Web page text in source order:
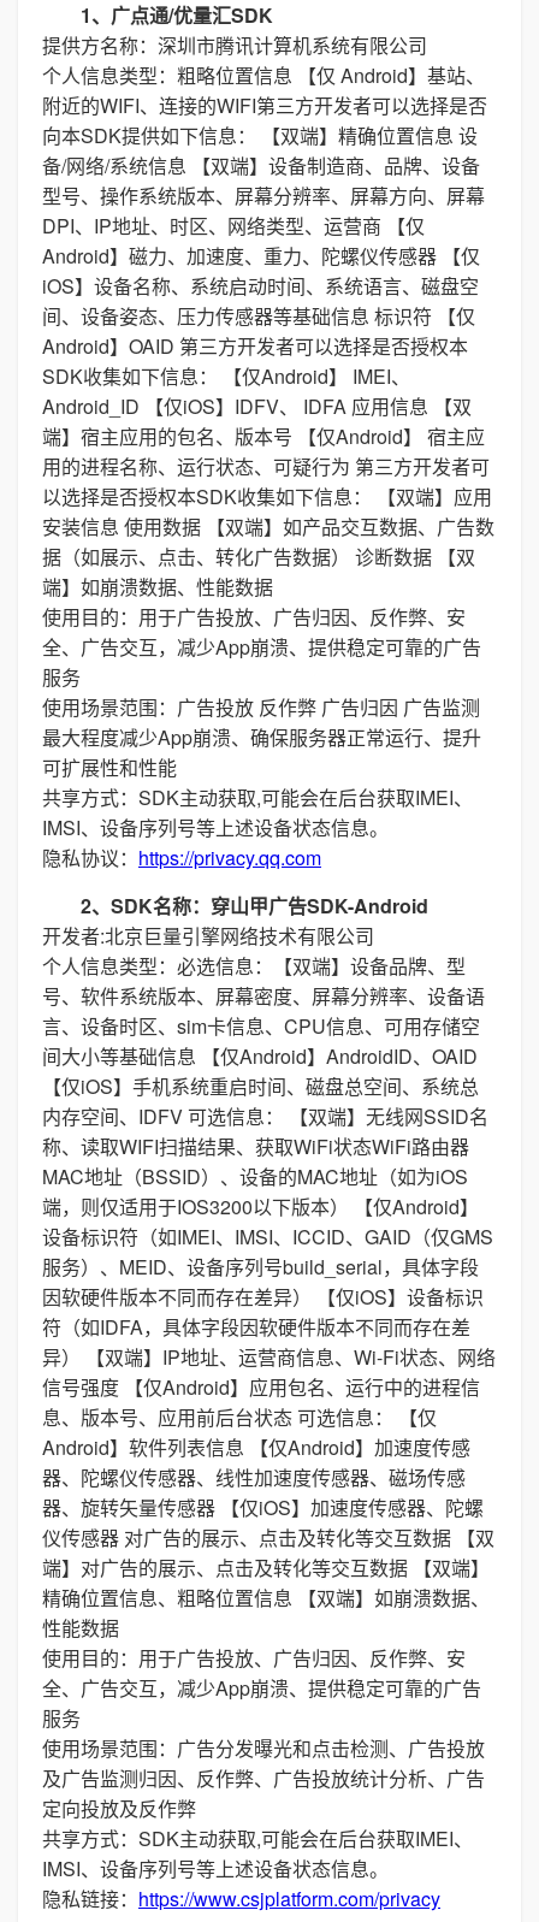
1、广点通/优量汇SDK
提供方名称：深圳市腾讯计算机系统有限公司
个人信息类型：粗略位置信息 【仅 Android】基站、
附近的WIFI、连接的WIFI第三方开发者可以选择是否
向本SDK提供如下信息： 【双端】精确位置信息 设
备/网络/系统信息 【双端】设备制造商、品牌、设备
型号、操作系统版本、屏幕分辨率、屏幕方向、屏幕
DPI、IP地址、时区、网络类型、运营商 【仅
Android】磁力、加速度、重力、陀螺仪传感器 【仅
iOS】设备名称、系统启动时间、系统语言、磁盘空
间、设备姿态、压力传感器等基础信息 标识符 【仅
Android】OAID 第三方开发者可以选择是否授权本
SDK收集如下信息： 【仅Android】 IMEI、
Android_ID 【仅iOS】IDFV、 IDFA 应用信息 【双
端】宿主应用的包名、版本号 【仅Android】 宿主应
用的进程名称、运行状态、可疑行为 第三方开发者可
以选择是否授权本SDK收集如下信息： 【双端】应用
安装信息 使用数据 【双端】如产品交互数据、广告数
据（如展示、点击、转化广告数据） 诊断数据 【双
端】如崩溃数据、性能数据
使用目的：用于广告投放、广告归因、反作弊、安
全、广告交互，减少App崩溃、提供稳定可靠的广告
服务
使用场景范围：广告投放 反作弊 广告归因 广告监测
最大程度减少App崩溃、确保服务器正常运行、提升
可扩展性和性能
共享方式：SDK主动获取,可能会在后台获取IMEI、
IMSI、设备序列号等上述设备状态信息。
隐私协议： https://privacy.qq.com
2、SDK名称：穿山甲广告SDK-Android
开发者:北京巨量引擎网络技术有限公司
个人信息类型：必选信息：【双端】设备品牌、型
号、软件系统版本、屏幕密度、屏幕分辨率、设备语
言、设备时区、sim卡信息、CPU信息、可用存储空
间大小等基础信息 【仅Android】AndroidID、OAID
【仅iOS】手机系统重启时间、磁盘总空间、系统总
内存空间、IDFV 可选信息： 【双端】无线网SSID名
称、读取WIFI扫描结果、获取WiFi状态WiFi路由器
MAC地址（BSSID）、设备的MAC地址（如为iOS
端，则仅适用于IOS3200以下版本） 【仅Android】
设备标识符（如IMEI、IMSI、ICCID、GAID（仅GMS
服务）、MEID、设备序列号build_serial，具体字段
因软硬件版本不同而存在差异） 【仅iOS】设备标识
符（如IDFA，具体字段因软硬件版本不同而存在差
异） 【双端】IP地址、运营商信息、Wi-Fi状态、网络
信号强度 【仅Android】应用包名、运行中的进程信
息、版本号、应用前后台状态 可选信息： 【仅
Android】软件列表信息 【仅Android】加速度传感
器、陀螺仪传感器、线性加速度传感器、磁场传感
器、旋转矢量传感器 【仅iOS】加速度传感器、陀螺
仪传感器 对广告的展示、点击及转化等交互数据 【双
端】对广告的展示、点击及转化等交互数据 【双端】
精确位置信息、粗略位置信息 【双端】如崩溃数据、
性能数据
使用目的：用于广告投放、广告归因、反作弊、安
全、广告交互，减少App崩溃、提供稳定可靠的广告
服务
使用场景范围：广告分发曝光和点击检测、广告投放
及广告监测归因、反作弊、广告投放统计分析、广告
定向投放及反作弊
共享方式：SDK主动获取,可能会在后台获取IMEI、
IMSI、设备序列号等上述设备状态信息。
隐私链接： https://www.csjplatform.com/privacy